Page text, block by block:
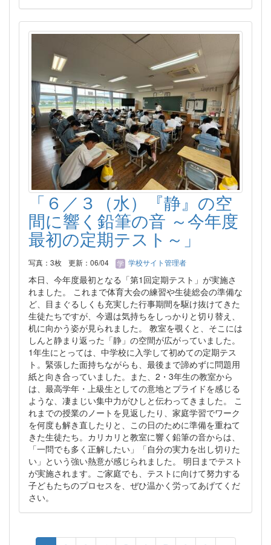
「６／３（水）『静』の空
間に響く鉛筆の音 ～今年度
最初の定期テスト～」
写真：3枚 更新：06/04 学校サイト管理者
本日、今年度最初となる「第1回定期テスト」が実施さ
れました。 これまで体育大会の練習や生徒総会の準備な
ど、目まぐるしくも充実した行事期間を駆け抜けてきた
生徒たちですが、今週は気持ちをしっかりと切り替え、
机に向かう姿が見られました。 教室を覗くと、そこには
しんと静まり返った「静」の空間が広がっていました。
1年生にとっては、中学校に入学して初めての定期テス
ト。緊張した面持ちながらも、最後まで諦めずに問題用
紙と向き合っていました。また、2・3年生の教室から
は、最高学年・上級生としての意地とプライドを感じる
ような、凄まじい集中力がひしと伝わってきました。 こ
れまでの授業のノートを見返したり、家庭学習でワーク
を何度も解き直したりと、この日のために準備を重ねて
きた生徒たち。カリカリと教室に響く鉛筆の音からは、
「一問でも多く正解したい」「自分の実力を出し切りた
い」という強い熱意が感じられました。 明日までテスト
が実施されます。ご家庭でも、テストに向けて努力する
子どもたちのプロセスを、ぜひ温かく労ってあげてくだ
さい。